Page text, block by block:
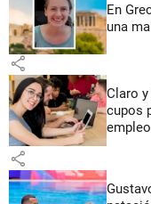
En
una
share
Claro y
cupos
empleo
share